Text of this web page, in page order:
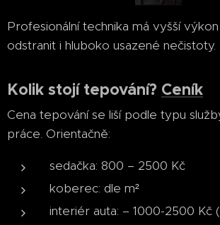
Profesionální technika má vyšší
odstranit i hluboko usazené nečistoty.
Kolik stojí tepování? Ceník
Cena tepování se liší podle typu
práce. Orientačně:
sedačka: 800 – 2500 Kč
koberec: dle m²
interiér auta: – 1000-2500 Kč